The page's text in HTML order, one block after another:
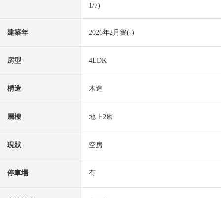
1/7)
建築年 2026年2月築(-)
房型 4LDK
構造 木造
層樓 地上2層
現狀 空房
停車場 有